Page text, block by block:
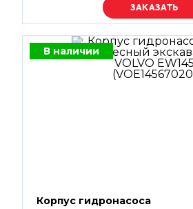
Уточняйте цену
В наличии
Корпус гидронасоса